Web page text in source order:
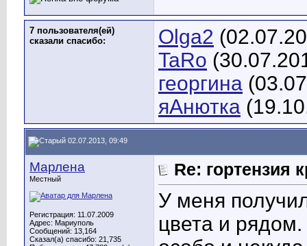
7 пользователя(ей)
сказали cпасибо:
Olga2
TaRo
георгина
яАнютка
02.07.2013, 09:49
Марлена
Местный
Регистрация: 11.07.2009
Адрес: Мариуполь
Сообщений: 13,164
Сказал(а) спасибо: 21,735
Re: гортензия
У меня
цвета и